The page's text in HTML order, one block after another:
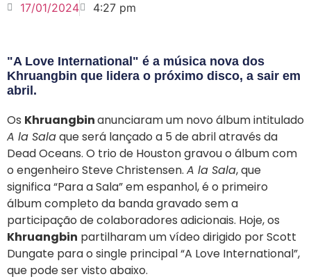
17/01/2024 4:27 pm
"A Love International" é a música nova dos
Khruangbin que lidera o próximo disco, a sair em
abril.
Os Khruangbinanunciaram um novo álbum intitulado
A la Salaque será lançado a 5 de abril através da
Dead Oceans. O trio de Houston gravou o álbum com
o engenheiro Steve Christensen. A la Sala, que
significa “Para a Sala” em espanhol, é o primeiro
álbum completo da banda gravado sem a
participação de colaboradores adicionais. Hoje, os
Khruangbin partilharam um vídeo dirigido por Scott
Dungate para o single principal “A Love International”,
que pode ser visto abaixo.